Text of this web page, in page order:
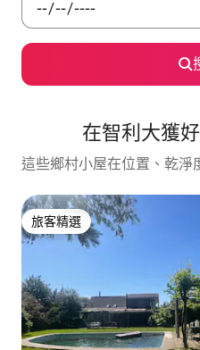
在智利大獲
這些鄉村小屋在位置、乾淨
旅客精選
旅客精選